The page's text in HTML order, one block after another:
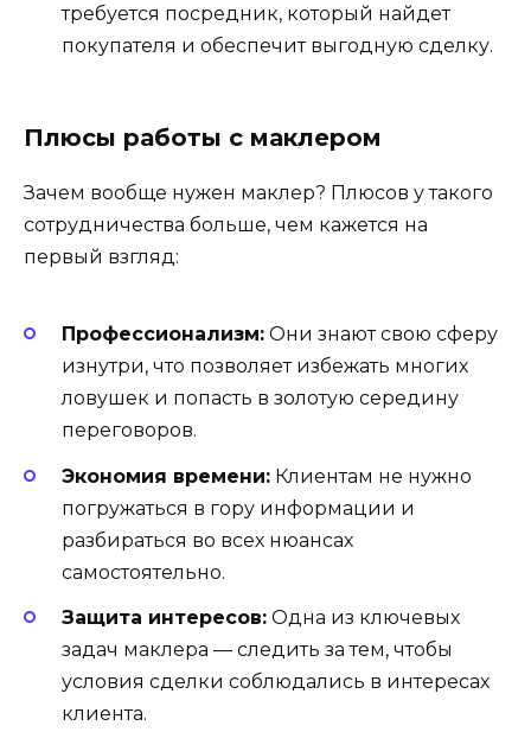
требуется посредник, который найдет
покупателя и обеспечит выгодную сделку.
Плюсы работы с маклером
Зачем вообще нужен маклер? Плюсов у такого
сотрудничества больше, чем кажется на
первый взгляд:
Профессионализм: Они знают свою сферу
изнутри, что позволяет избежать многих
ловушек и попасть в золотую середину
переговоров.
Экономия времени: Клиентам не нужно
погружаться в гору информации и
разбираться во всех нюансах
самостоятельно.
Защита интересов: Одна из ключевых
задач маклера — следить за тем, чтобы
условия сделки соблюдались в интересах
клиента.